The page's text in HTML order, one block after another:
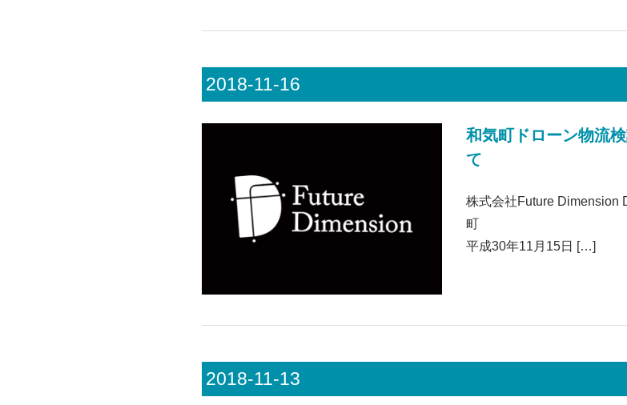
2018-11-16
和気町ドローン物流
て
株式会社Future Dimension
平成30年11月15日 […]
2018-11-13